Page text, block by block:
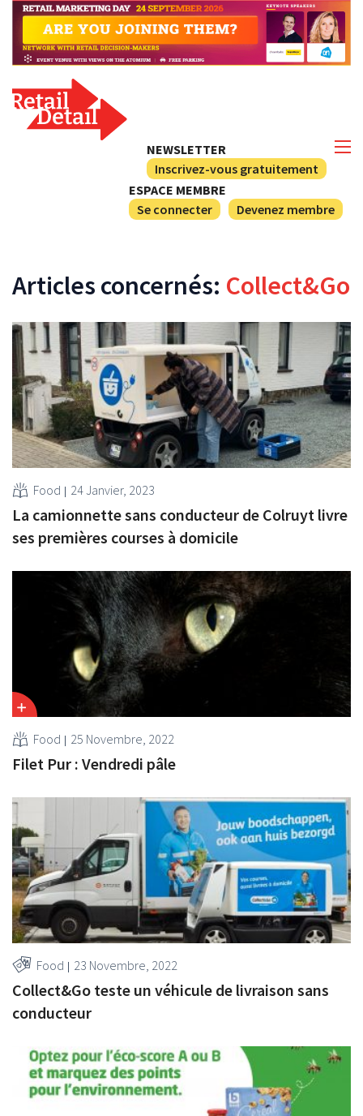
NEWSLETTER
Inscrivez-vous gratuitement
ESPACE MEMBRE
Se connecter
Devenez membre
Articles concernés: Collect&Go
Food 24 Janvier, 2023
La camionnette sans conducteur de Colruyt livre
ses premières courses à domicile
Food 25 Novembre, 2022
Filet Pur : Vendredi pâle
Food 23 Novembre, 2022
Collect&Go teste un véhicule de livraison sans
conducteur